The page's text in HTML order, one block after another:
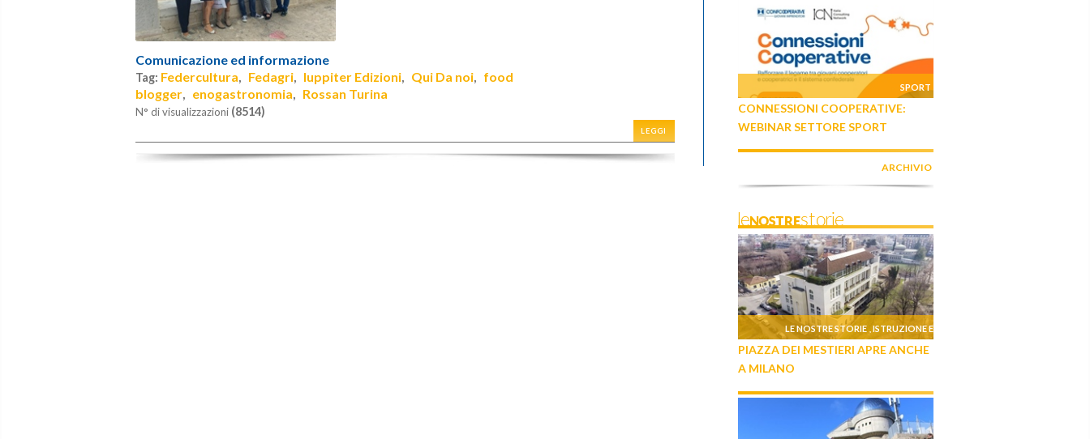
Comunicazione ed informazione
Tag: Federcultura, Fedagri, Iuppiter Edizioni, Qui Da noi, food
blogger, enogastronomia, Rossan Turina
N° di visualizzazioni (8514)
LEGGI
SPORT
CONNESSIONI COOPERATIVE:
WEBINAR SETTORE SPORT
ARCHIVIO
leNOSTREstorie
LE NOSTRE STORIE ISTRUZIONE E
FORMAZIONE
PIAZZA DEI MESTIERI APRE ANCHE
A MILANO